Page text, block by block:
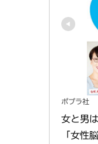
ポプラ社
女と男
「女性